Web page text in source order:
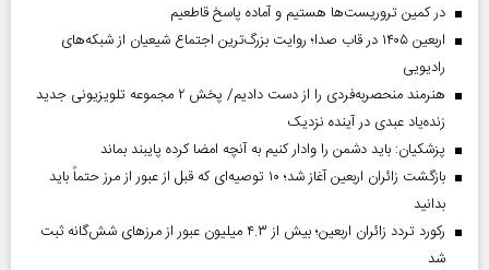
در کمین تروریست‌ها هستیم و آماده پاسخ قاطعیم
اربعین ۱۴۰۵ در قاب صدا؛ روایت بزرگ‌ترین اجتماع شیعیان از شبکه‌های
رادیویی
هنرمند منحصر‌به‌فردی را از دست دادیم/ پخش ۲ مجموعه تلویزیونی جدید
زنده‌یاد عبدی در آینده نزدیک
پزشکیان: باید دشمن را وادار کنیم به آنچه امضا کرده پایبند بماند
بازگشت زائران اربعین آغاز شد؛ ۱۰ توصیه‌ای که قبل از عبور از مرز حتماً باید
بدانید
رکورد تردد زائران اربعین؛ بیش از ۴.۳ میلیون عبور از مرزهای شش‌گانه ثبت
شد